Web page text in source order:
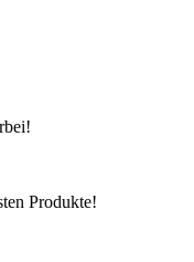
Produkte!